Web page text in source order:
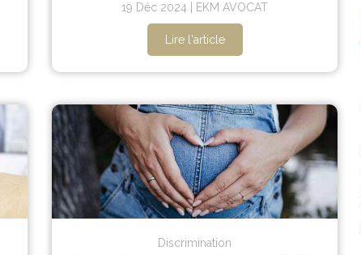
19 Déc 2024 EKM AVOCAT
Lire l'article
Discrimination